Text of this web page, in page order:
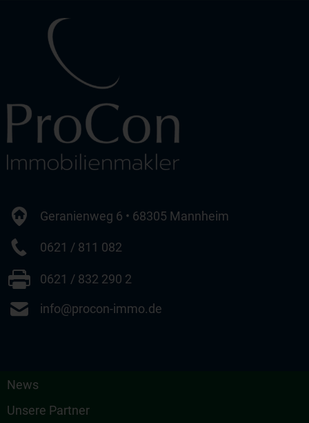
Geranienweg 6 • 68305 Mannheim
0621 / 811 082
0621 / 832 290 2
info@procon-immo.de
News
Unsere Partner